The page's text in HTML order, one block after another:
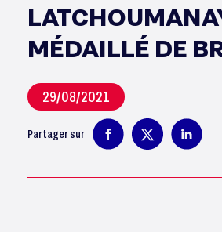
MÉDAILLÉ DE
29/08/2021
Partager sur